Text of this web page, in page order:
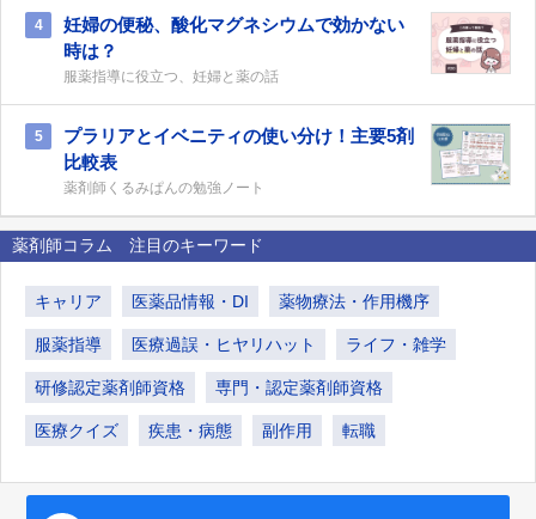
4
妊婦の便秘、酸化マグネシウムで効かない
時は？
服薬指導に役立つ、妊婦と薬の話
5
プラリアとイベニティの使い分け！主要5剤
比較表
薬剤師くるみぱんの勉強ノート
薬剤師コラム 注目のキーワード
キャリア 医薬品情報・DI 薬物療法・作用機序
服薬指導 医療過誤・ヒヤリハット ライフ・雑学
研修認定薬剤師資格 専門・認定薬剤師資格
医療クイズ 疾患・病態 副作用 転職